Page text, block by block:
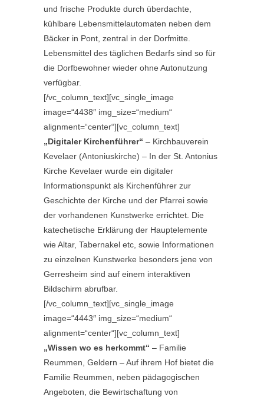
und frische Produkte durch überdachte,
kühlbare Lebensmittelautomaten neben dem
Bäcker in Pont, zentral in der Dorfmitte.
Lebensmittel des täglichen Bedarfs sind so für
die Dorfbewohner wieder ohne Autonutzung
verfügbar.
[/vc_column_text][vc_single_image
image=“4438″ img_size=“medium“
alignment=“center“][vc_column_text]
„Digitaler Kirchenführer“ – Kirchbauverein
Kevelaer (Antoniuskirche) – In der St. Antonius
Kirche Kevelaer wurde ein digitaler
Informationspunkt als Kirchenführer zur
Geschichte der Kirche und der Pfarrei sowie
der vorhandenen Kunstwerke errichtet. Die
katechetische Erklärung der Hauptelemente
wie Altar, Tabernakel etc, sowie Informationen
zu einzelnen Kunstwerke besonders jene von
Gerresheim sind auf einem interaktiven
Bildschirm abrufbar.
[/vc_column_text][vc_single_image
image=“4443″ img_size=“medium“
alignment=“center“][vc_column_text]
„Wissen wo es herkommt“ – Familie
Reummen, Geldern – Auf ihrem Hof bietet die
Familie Reummen, neben pädagogischen
Angeboten, die Bewirtschaftung von